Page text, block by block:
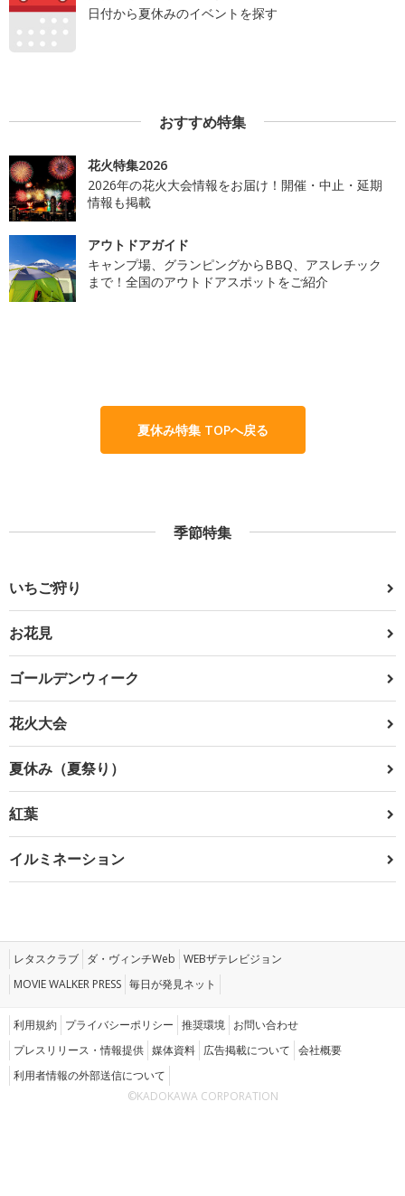
日付から夏休みのイベントを探す
おすすめ特集
花火特集2026
2026年の花火大会情報をお届け！開催・中止・延期
情報も掲載
アウトドアガイド
キャンプ場、グランピングからBBQ、アスレチック
まで！全国のアウトドアスポットをご紹介
夏休み特集 TOPへ戻る
季節特集
いちご狩り
お花見
ゴールデンウィーク
花火大会
夏休み（夏祭り）
紅葉
イルミネーション
レタスクラブ ダ・ヴィンチWeb WEBザテレビジョン
MOVIE WALKER PRESS 毎日が発見ネット
利用規約 プライバシーポリシー 推奨環境 お問い合わせ
プレスリリース・情報提供 媒体資料 広告掲載について 会社概要
利用者情報の外部送信について
©KADOKAWA CORPORATION